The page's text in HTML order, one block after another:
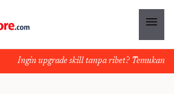
menu
Ingin upgrade skill tanpa ribet? Temukan